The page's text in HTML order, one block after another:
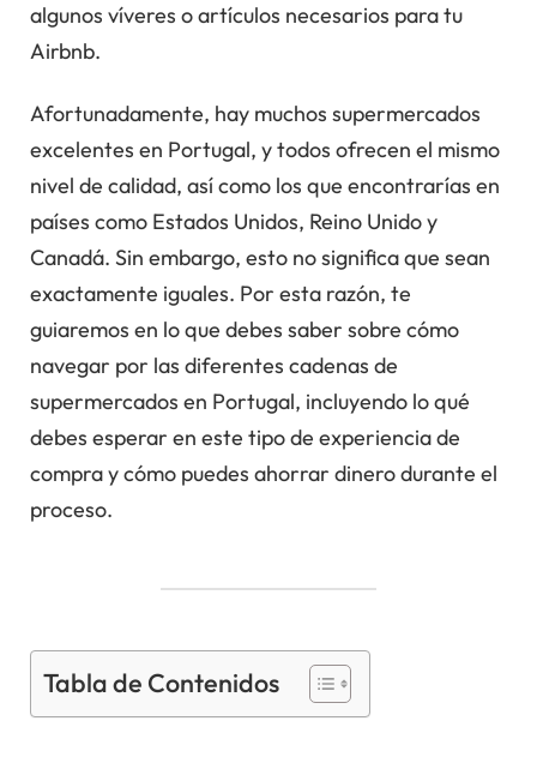
algunos víveres o artículos necesarios para tu
Airbnb.
Afortunadamente, hay muchos supermercados
excelentes en Portugal, y todos ofrecen el mismo
nivel de calidad, así como los que encontrarías en
países como Estados Unidos, Reino Unido y
Canadá. Sin embargo, esto no significa que sean
exactamente iguales. Por esta razón, te
guiaremos en lo que debes saber sobre cómo
navegar por las diferentes cadenas de
supermercados en Portugal, incluyendo lo qué
debes esperar en este tipo de experiencia de
compra y cómo puedes ahorrar dinero durante el
proceso.
Tabla de Contenidos